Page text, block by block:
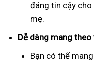
đáng tin cậy
mẹ.
Dễ dàng mang
Bạn có thể